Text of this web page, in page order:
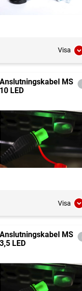
Visa
Anslutningskabel MS
10 LED
Visa
Anslutningskabel MS
3,5 LED